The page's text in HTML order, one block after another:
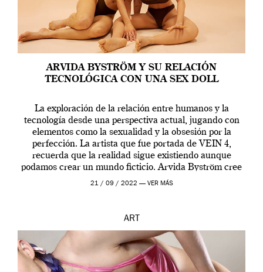
ARVIDA BYSTRÖM Y SU RELACIÓN
TECNOLÓGICA CON UNA SEX DOLL
La exploración de la relación entre humanos y la
tecnología desde una perspectiva actual, jugando con
elementos como la sexualidad y la obsesión por la
perfección. La artista que fue portada de VEIN 4,
recuerda que la realidad sigue existiendo aunque
podamos crear un mundo ficticio. Arvida Byström cree
que los humanos tienen un complejo […]
21 / 09 / 2022 — VER MÁS
ART